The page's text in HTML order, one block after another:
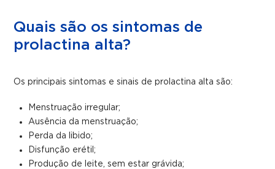
Quais são os sintomas de
prolactina alta?
Os principais sintomas e sinais de prolactina alta são:
Menstruação irregular;
Ausência da menstruação;
Perda da libido;
Disfunção erétil;
Produção de leite, sem estar grávida;